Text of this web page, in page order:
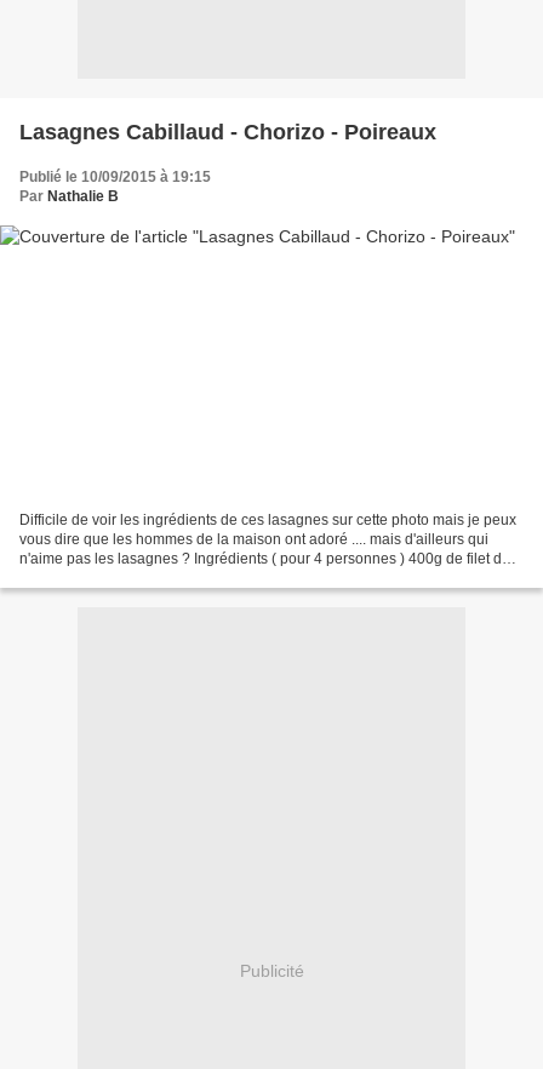
Lasagnes Cabillaud - Chorizo - Poireaux
Publié le 10/09/2015 à 19:15
Par Nathalie B
Difficile de voir les ingrédients de ces lasagnes sur cette photo mais je peux
vous dire que les hommes de la maison ont adoré .... mais d'ailleurs qui
n'aime pas les lasagnes ? Ingrédients ( pour 4 personnes ) 400g de filet de
Publicité